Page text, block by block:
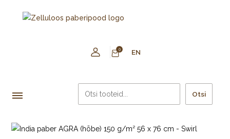
0 EN
Otsi